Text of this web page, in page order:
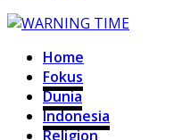
Home
Fokus
Dunia
Indonesia
Religion